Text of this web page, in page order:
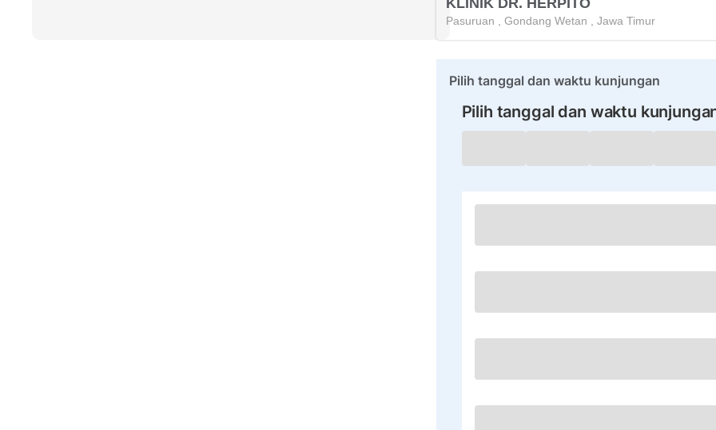
KLINIK DR. HERPITO
Pasuruan Gondang Wetan Jawa Timur
Pilih tanggal dan waktu kunjungan
Pilih tanggal dan waktu